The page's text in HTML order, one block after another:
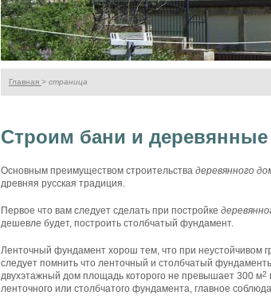
Главная > страница
Строим бани и
Основным преимуществом строительства деревянного
древняя русская традиция.
Первое что вам следует сделать при постройке
дешевле будет, построить столбчатый фундамент.
Ленточный фундамент хорош тем, что при неустойчивом
следует помнить что ленточный и столбчатый
двухэтажный дом площадь которого не превышает 300 м2
ленточного или столбчатого фундамента, главное